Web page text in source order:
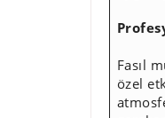
Fasıl
özel